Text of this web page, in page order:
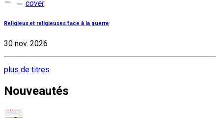
cover
Religieux et religieuses face à la guerre
30 nov. 2026
plus de titres
Nouveautés